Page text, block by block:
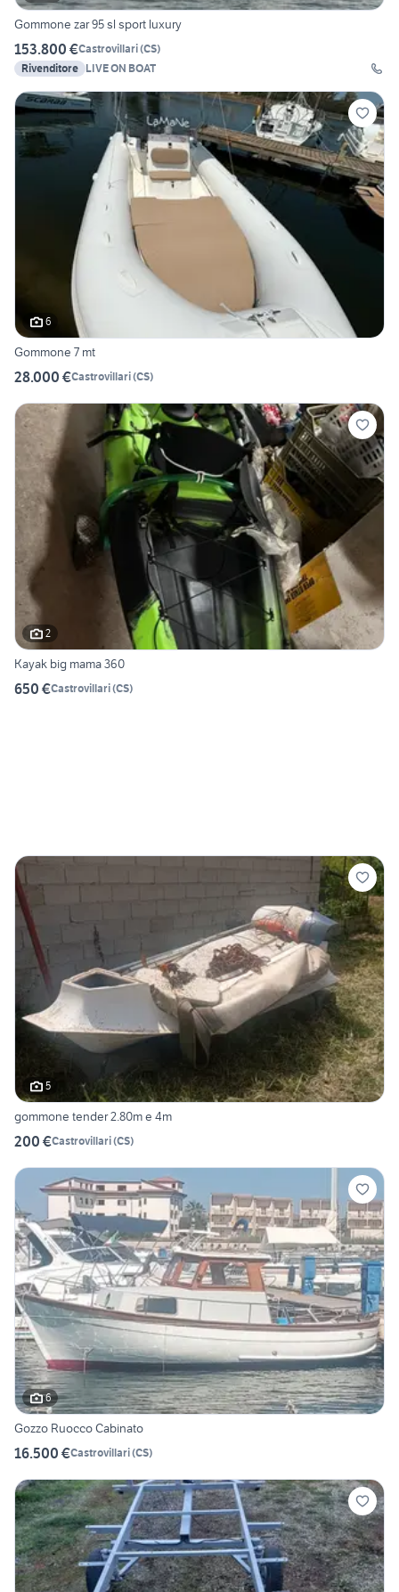
Gommone zar 95 sl sport luxury
153.800 €Castrovillari(CS)
Rivenditore LIVE ON BOAT
6
Gommone 7 mt
28.000 €Castrovillari(CS)
2
Kayak big mama 360
650 €Castrovillari(CS)
5
gommone tender 2.80m e 4m
200 €Castrovillari(CS)
6
Gozzo Ruocco Cabinato
16.500 €Castrovillari(CS)